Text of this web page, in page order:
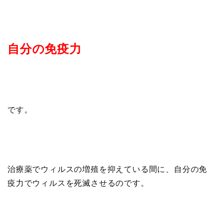
自分の免疫力
です。
治療薬でウィルスの増殖を抑えている間に、自分の免
疫力でウィルスを死滅させるのです。